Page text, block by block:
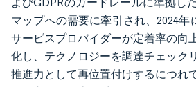
マップへの需要に牽引され、2024年
サービスプロバイダーが定着率の向
化し、テクノロジーを調達チェック
推進力として再位置付けするにつれ